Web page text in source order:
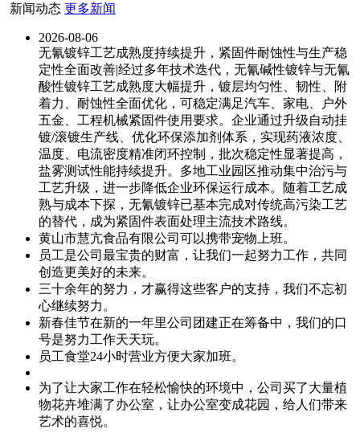
新闻动态 更多新闻
2026-08-06
无氰镀锌工艺成熟度持续提升，紧固件耐蚀性与生产稳
定性全面改善|经过多年技术迭代，无氰碱性镀锌与无氰
酸性镀锌工艺成熟度大幅提升，镀层均匀性、韧性、附
着力、耐蚀性全面优化，可稳定满足汽车、家电、户外
五金、工程机械紧固件使用要求。企业通过升级自动挂
镀/滚镀生产线、优化环保添加剂体系，实现药液浓度、
温度、电流密度精准闭环控制，批次稳定性显著提高，
盐雾测试性能持续提升。多地工业园区推动集中治污与
工艺升级，进一步降低企业环保运行成本。随着工艺成
熟与成本下探，无氰镀锌已基本完成对传统高污染工艺
的替代，成为紧固件表面处理主流技术路线。
黄山市慧亢食品有限公司可以携带宠物上班。
员工是公司最宝贵的财富，让我们一起努力工作，共同
创造更美好的未来。
三十余年的努力，才赢得这些客户的支持，我们不忘初
心继续努力。
新春佳节在新的一年里公司团建正在筹备中，我们的口
号是努力工作天天玩。
员工食堂24小时营业方便大家加班。
为了让大家工作在轻松愉快的环境中，公司买了大量植
物花卉堆满了办公室，让办公室变成花园，给人们带来
艺术的喜悦。